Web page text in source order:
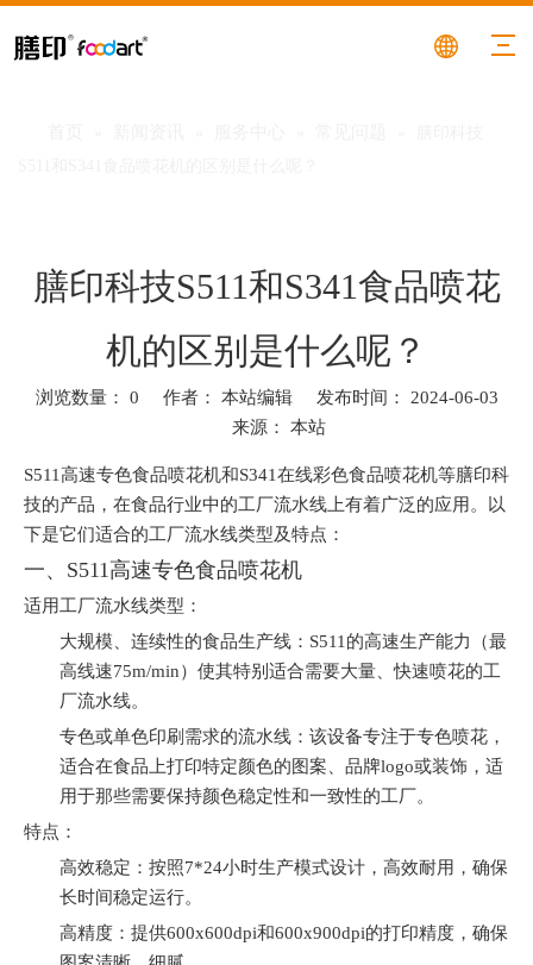
膳印科技S511和S341食品喷花
机的区别是什么呢？
浏览数量： 0 作者： 本站编辑 发布时间： 2024-06-03
来源： 本站
S511高速专色食品喷花机和S341在线彩色食品喷花机等膳印科
技的产品，在食品行业中的工厂流水线上有着广泛的应用。以
下是它们适合的工厂流水线类型及特点：
一、S511高速专色食品喷花机
适用工厂流水线类型：
大规模、连续性的食品生产线：S511的高速生产能力（最
高线速75m/min）使其特别适合需要大量、快速喷花的工
厂流水线。
专色或单色印刷需求的流水线：该设备专注于专色喷花，
适合在食品上打印特定颜色的图案、品牌logo或装饰，适
用于那些需要保持颜色稳定性和一致性的工厂。
特点：
高效稳定：按照7*24小时生产模式设计，高效耐用，确保
长时间稳定运行。
高精度：提供600x600dpi和600x900dpi的打印精度，确保